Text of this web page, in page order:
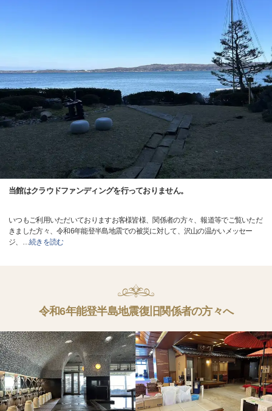
当館はクラウドファンディングを行っておりません。
いつもご利用いただいておりますお客様皆様、関係者の方々、報道等でご覧いただ
きました方々、令和6年能登半島地震での被災に対して、沢山の温かいメッセー
ジ、 …続きを読む
令和6年能登半島地震復旧関係者の方々へ